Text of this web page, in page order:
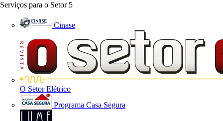
Serviços para o Setor 5
Cinase
O Setor Elétrico
Programa Casa Segura